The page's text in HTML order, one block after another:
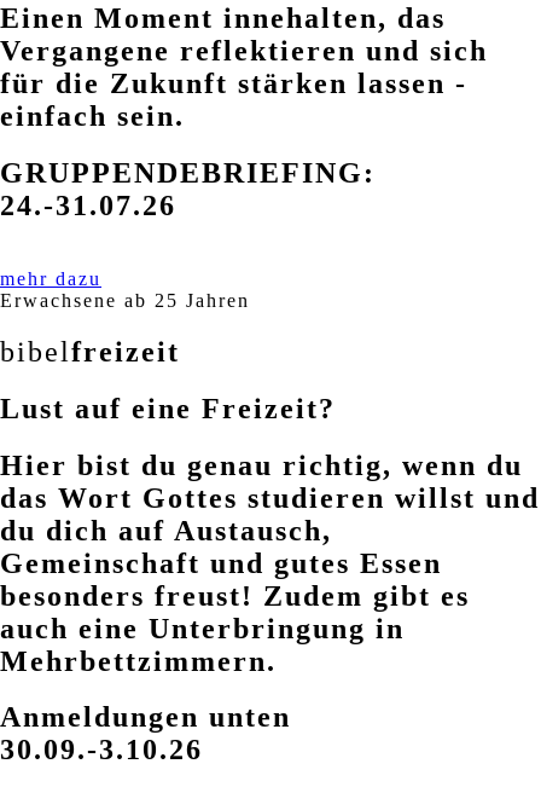
Einen Moment innehalten, das
Vergangene reflektieren und sich
für die Zukunft stärken lassen -
einfach sein.
GRUPPENDEBRIEFING:
24.-31.07.26
mehr dazu
Erwachsene ab 25 Jahren
bibelfreizeit
Lust auf eine Freizeit?
Hier bist du genau richtig, wenn du
das Wort Gottes studieren willst und
du dich auf Austausch,
Gemeinschaft und gutes Essen
besonders freust! Zudem gibt es
auch eine Unterbringung in
Mehrbettzimmern.
Anmeldungen unten
30.09.-3.10.26